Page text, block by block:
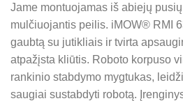
Jame montuojamas iš abiejų
mulčiuojantis peilis. iMOW® RMI
gaubtą su jutikliais ir tvirta
atpažįsta kliūtis. Roboto korpuso
rankinio stabdymo mygtukas,
saugiai sustabdyti robotą.